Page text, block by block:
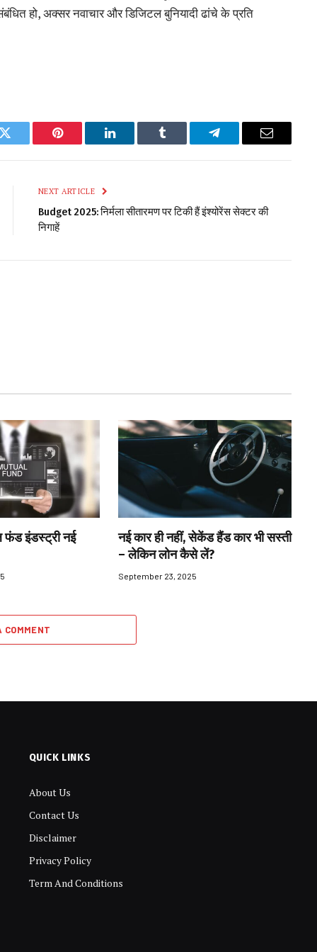
हो, अक्सर नवाचार और डिजिटल बुनियादी ढांचे के प्रति
Twitter Pinterest LinkedIn Tumblr Telegram Email
NEXT ARTICLE
Budget 2025: निर्मला सीतारमण पर टिकी हैं इंश्योरेंस सेक्टर की
निगाहें
फंड इंडस्ट्री नई
नई कार ही नहीं, सेकेंड हैंड कार भी सस्ती
– लेकिन लोन कैसे लें?
September 23, 2025
COMMENT
QUICK LINKS
About Us
Contact Us
Disclaimer
Privacy Policy
Term And Conditions